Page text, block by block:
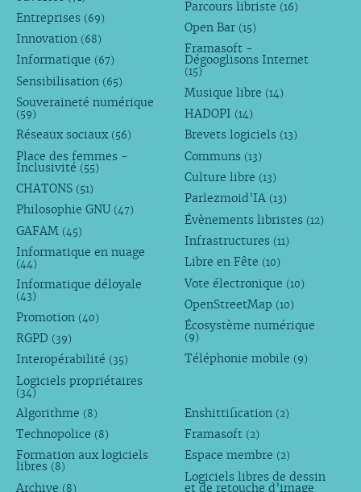
Entreprises (69)
Innovation (68)
Informatique (67)
Sensibilisation (65)
Souveraineté numérique
(59)
Réseaux sociaux (56)
Place des femmes -
Inclusivité (55)
CHATONS (51)
Philosophie GNU (47)
GAFAM (45)
Informatique en nuage
(44)
Informatique déloyale
(43)
Promotion (40)
RGPD (39)
Interopérabilité (35)
Logiciels propriétaires
(34)
Parcours libriste (16)
Open Bar (15)
Framasoft -
Dégooglisons Internet
(15)
Musique libre (14)
HADOPI (14)
Brevets logiciels (13)
Communs (13)
Culture libre (13)
Parlezmoid’IA (13)
Évènements libristes (12)
Infrastructures (11)
Libre en Fête (10)
Vote électronique (10)
OpenStreetMap (10)
Écosystème numérique
(9)
Téléphonie mobile (9)
Algorithme (8)
Technopolice (8)
Formation aux logiciels
libres (8)
Archive (8)
Enshittification (2)
Framasoft (2)
Espace membre (2)
Logiciels libres de dessin
et de retouche d’image